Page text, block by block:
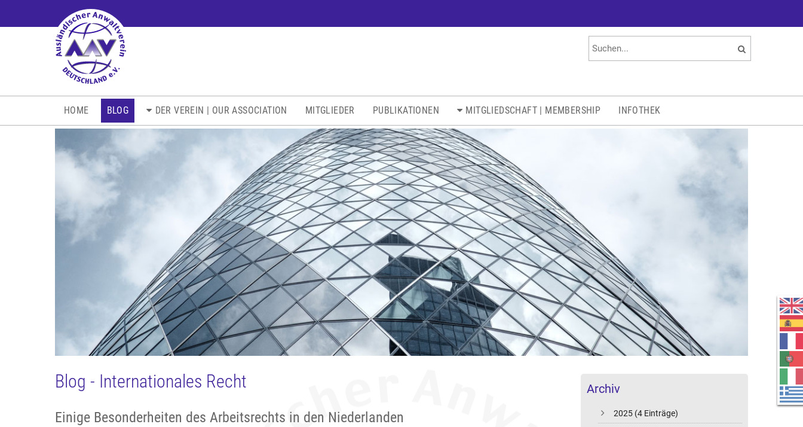
HOME BLOG DER VEREIN | OUR ASSOCIATION MITGLIEDER PUBLIKATIONEN MITGLIEDSCHAFT | MEMBERSHIP INFOTHEK
Archiv
2025 (4 Einträge)
Blog - Internationales Recht
Einige Besonderheiten des Arbeitsrechts in den Niederlanden